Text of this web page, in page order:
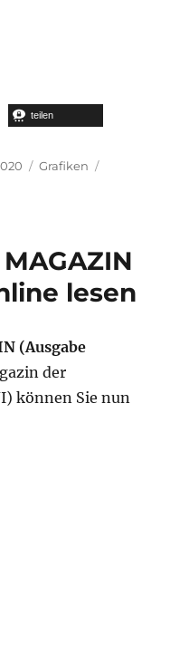
teilen
Kategorien
Grafiken
lesen
(Ausgabe
der
können Sie nun